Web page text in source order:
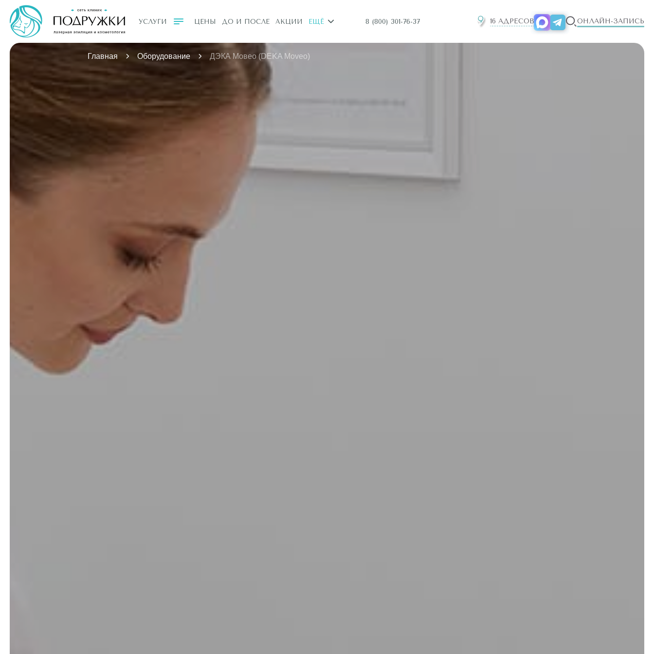
УСЛУГИ ЦЕНЫ ДО И ПОСЛЕ АКЦИИ ЕЩЁ 8 (800) 301-76-37 16 АДРЕСОВ ОНЛАЙН-ЗАПИСЬ
Главная Оборудование ДЭКА Мовео (DEKA Moveo)